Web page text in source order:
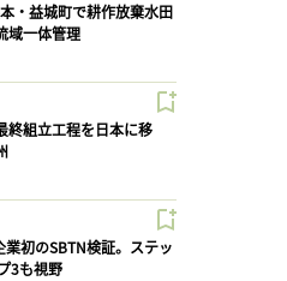
・益城町で耕作放棄水田
域一体管理
終組立工程を日本に移
業初のSBTN検証。ステッ
3も視野